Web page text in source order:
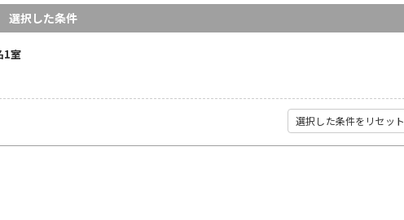
選択した条件
1室
選択した条件をリセット